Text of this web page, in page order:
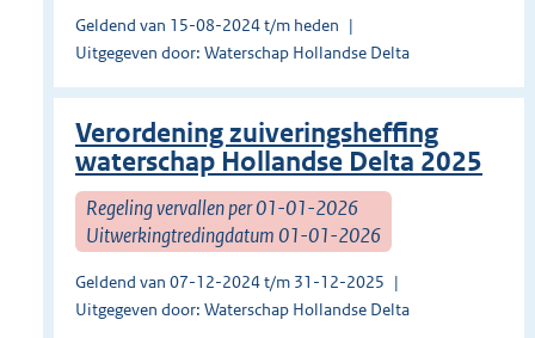
Geldend van 15-08-2024 t/m heden
Uitgegeven door: Waterschap Hollandse Delta
Verordening zuiveringsheffing
waterschap Hollandse Delta 2025
Regeling vervallen per 01-01-2026
Uitwerkingtredingdatum 01-01-2026
Geldend van 07-12-2024 t/m 31-12-2025
Uitgegeven door: Waterschap Hollandse Delta